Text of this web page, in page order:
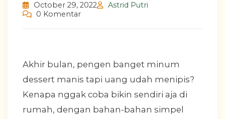
October 29, 2022
Astrid Putri
0 Komentar
Akhir bulan, pengen banget minum
dessert manis tapi uang udah menipis?
Kenapa nggak coba bikin sendiri aja di
rumah, dengan bahan-bahan simpel